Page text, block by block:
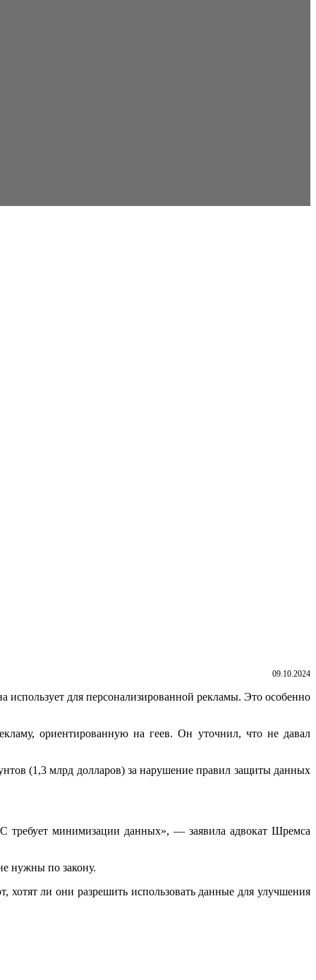
09.10.2024
для персонализированной рекламы. Это особенно
ориентированную на геев. Он уточнил, что не давал
(1,3 млрд долларов) за нарушение правил защиты данных
требует минимизации данных», — заявила адвокат Шремса
нужны по закону.
ли они разрешить использовать данные для улучшения